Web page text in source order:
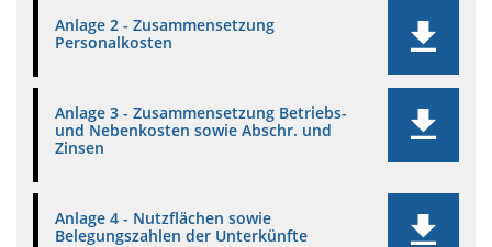
Anlage 2 - Zusammensetzung
Personalkosten
Anlage 3 - Zusammensetzung Betriebs-
und Nebenkosten sowie Abschr. und
Zinsen
Anlage 4 - Nutzflächen sowie
Belegungszahlen der Unterkünfte